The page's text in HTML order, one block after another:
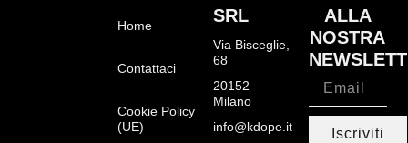
Home
Contattaci
Cookie Policy
(UE)
SRL
Via Bisceglie,
68
20152
Milano
info@kdope.it
ALLA
NOSTRA
Iscriviti